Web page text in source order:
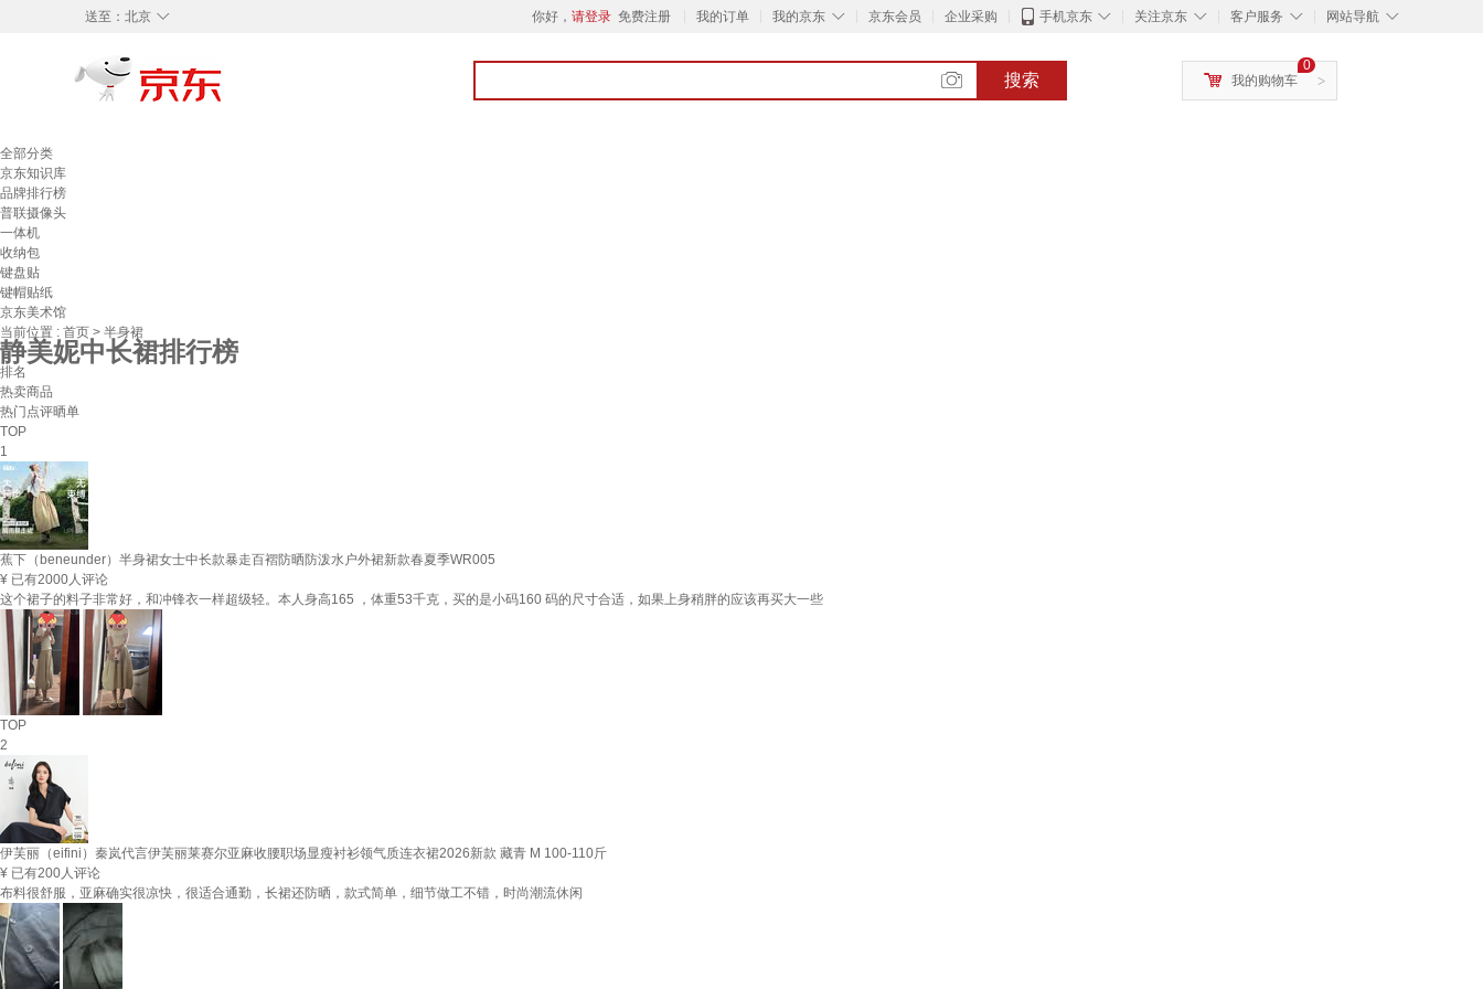
◇
送至： 北京 你好， 请登录 免费注册 我的订单 ◇
我的京东 京东会员 企业采购 ◇
手机京东 ◇
关注京东 ◇
客户服务 ◇
网站导航
搜索 >
0
我的购物车
全部分类
京东知识库
品牌排行榜
普联摄像头
一体机
收纳包
键盘贴
键帽贴纸
京东美术馆
当前位置 : 首页 > 半身裙
静美妮中长裙排行榜
排名
热卖商品
热门点评晒单
TOP
1
蕉下（beneunder）半身裙女士中长款暴走百褶防晒防泼水户外裙新款春夏季WR005
¥ 已有2000人评论
这个裙子的料子非常好，和冲锋衣一样超级轻。本人身高165 ，体重53千克，买的是小码160 码的尺寸合适，如果上身稍胖的应该再买大一些
TOP
2
伊芙丽（eifini）秦岚代言伊芙丽莱赛尔亚麻收腰职场显瘦衬衫领气质连衣裙2026新款 藏青 M 100-110斤
¥ 已有200人评论
布料很舒服，亚麻确实很凉快，很适合通勤，长裙还防晒，款式简单，细节做工不错，时尚潮流休闲